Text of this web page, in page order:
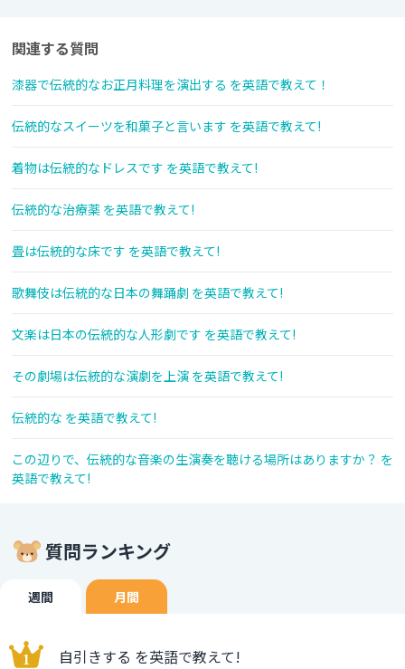
関連する質問
漆器で伝統的なお正月料理を演出する を英語で教えて！
伝統的なスイーツを和菓子と言います を英語で教えて!
着物は伝統的なドレスです を英語で教えて!
伝統的な治療薬 を英語で教えて!
畳は伝統的な床です を英語で教えて!
歌舞伎は伝統的な日本の舞踊劇 を英語で教えて!
文楽は日本の伝統的な人形劇です を英語で教えて!
その劇場は伝統的な演劇を上演 を英語で教えて!
伝統的な を英語で教えて!
この辺りで、伝統的な音楽の生演奏を聴ける場所はありますか？ を
英語で教えて!
質問ランキング
週間 月間
自引きする を英語で教えて!